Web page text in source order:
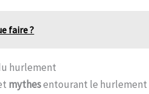
faire ?
hurlement
mythesentourant le hurlement